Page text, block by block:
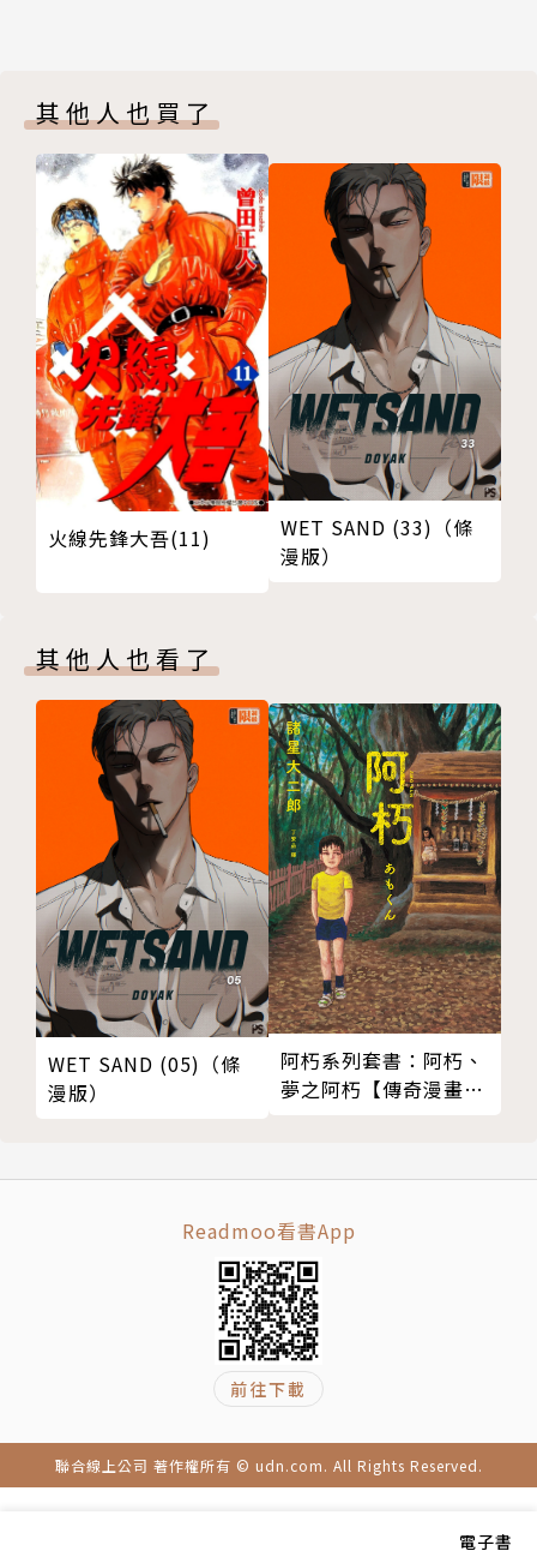
電子書
其他人也買了
火線先鋒大吾(11)
WET SAND (33)（條
漫版）
其他人也看了
WET SAND (05)（條
漫版）
阿朽系列套書：阿朽、
夢之阿朽【傳奇漫畫大
Readmoo看書App
前往下載
聯合線上公司 著作權所有 © udn.com. All Rights Reserved.